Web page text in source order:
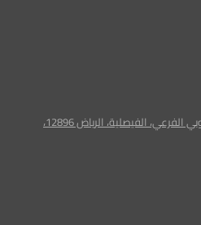
العنوان : 4056 الطريق الدائري الجنوبي الفرعي، الفيصلية، الرياض 12896،